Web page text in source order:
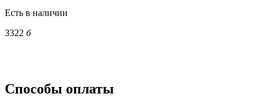
Есть в наличии
3322 б
Способы оплаты